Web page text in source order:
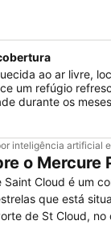
ao ar livre,
um refúgio
durante os
inteligência artificial
o Mercure
Saint Cloud é um
que está
de St Cloud, no